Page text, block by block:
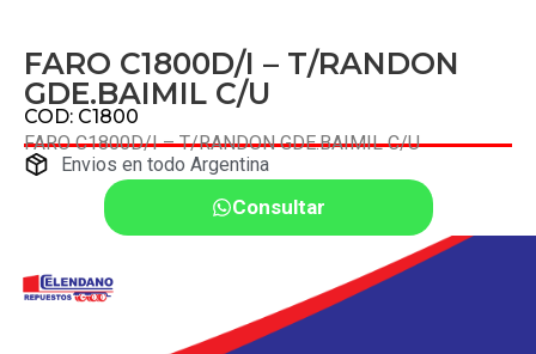
FARO C1800D/I – T/RANDON
GDE.BAIMIL C/U
COD: C1800
FARO C1800D/I – T/RANDON GDE.BAIMIL C/U
Envios en todo Argentina
Consultar